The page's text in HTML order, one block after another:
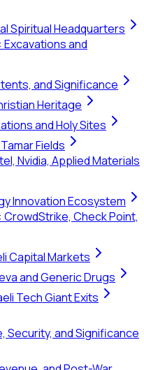
Spiritual Headquarters
and
and Significance
Heritage
and Holy Sites
Fields
Nvidia, Applied Materials
Innovation Ecosystem
Check Point,
Capital Markets
and Generic Drugs
Tech Giant Exits
Security, and Significance